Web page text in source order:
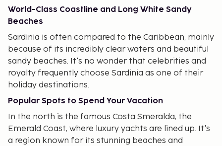
World-Class Coastline and Long White Sandy
Beaches
Sardinia is often compared to the Caribbean, mainly
because of its incredibly clear waters and beautiful
sandy beaches. It's no wonder that celebrities and
royalty frequently choose Sardinia as one of their
holiday destinations.
Popular Spots to Spend Your Vacation
In the north is the famous Costa Smeralda, the
Emerald Coast, where luxury yachts are lined up. It's
a region known for its stunning beaches and